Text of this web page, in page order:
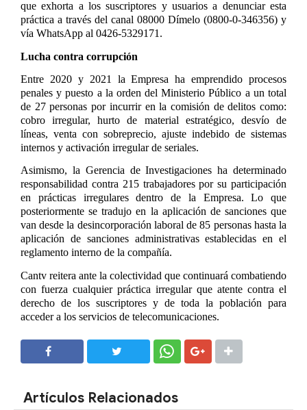
que exhorta a los suscriptores y usuarios a denunciar esta
práctica a través del canal 08000 Dímelo (0800-0-346356) y
vía WhatsApp al 0426-5329171.
Lucha contra corrupción
Entre 2020 y 2021 la Empresa ha emprendido procesos
penales y puesto a la orden del Ministerio Público a un total
de 27 personas por incurrir en la comisión de delitos como:
cobro irregular, hurto de material estratégico, desvío de
líneas, venta con sobreprecio, ajuste indebido de sistemas
internos y activación irregular de seriales.
Asimismo, la Gerencia de Investigaciones ha determinado
responsabilidad contra 215 trabajadores por su participación
en prácticas irregulares dentro de la Empresa. Lo que
posteriormente se tradujo en la aplicación de sanciones que
van desde la desincorporación laboral de 85 personas hasta la
aplicación de sanciones administrativas establecidas en el
reglamento interno de la compañía.
Cantv reitera ante la colectividad que continuará combatiendo
con fuerza cualquier práctica irregular que atente contra el
derecho de los suscriptores y de toda la población para
acceder a los servicios de telecomunicaciones.
Artículos Relacionados